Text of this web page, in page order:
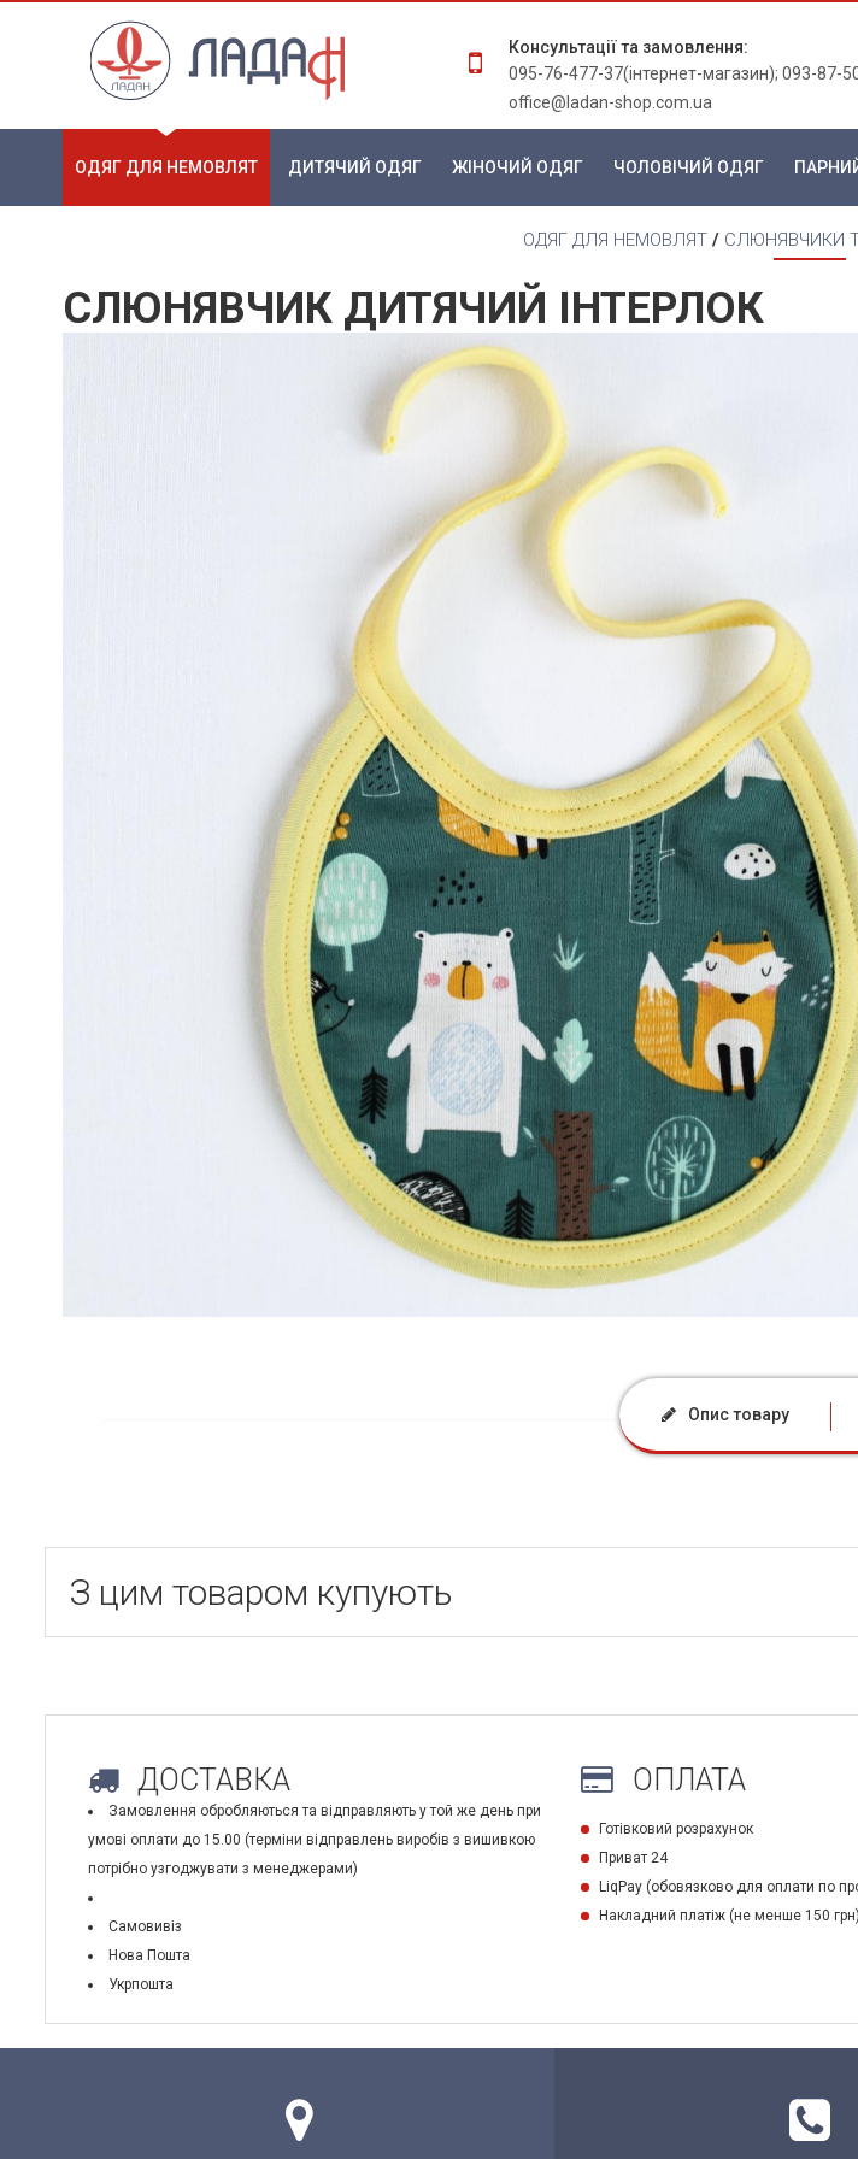
Консультації та замовлення:
095-76-477-37(інтернет-магазин); 093-87-
office@ladan-shop.com.ua
ОДЯГ ДЛЯ НЕМОВЛЯТ ДИТЯЧИЙ ОДЯГ ЖІНОЧИЙ ОДЯГ ЧОЛОВІЧИЙ ОДЯГ
ОДЯГ ДЛЯ НЕМОВЛЯТ/ СЛЮНЯВЧИКИ
СЛЮНЯВЧИК ДИТЯЧИЙ ІНТЕРЛОК
Опис товару
З цим товаром купують
ДОСТАВКА
Замовлення обробляються та відправляють у той же день при
умові оплати до 15.00 (терміни відправлень виробів з вишивкою
потрібно узгоджувати з менеджерами)
Самовивіз
Нова Пошта
Укрпошта
ОПЛАТА
Готівковий розрахунок
Приват 24
LiqPay (обовязково для оплати по
Накладний платіж (не менше 150 грн)